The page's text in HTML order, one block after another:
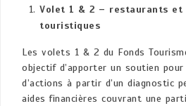
Volet 1 & 2 – restaurants et
touristiques
Les volets 1 & 2 du Fonds
objectif d’apporter un soutien pour
d’actions à partir d’un diagnostic
aides financières couvrant une